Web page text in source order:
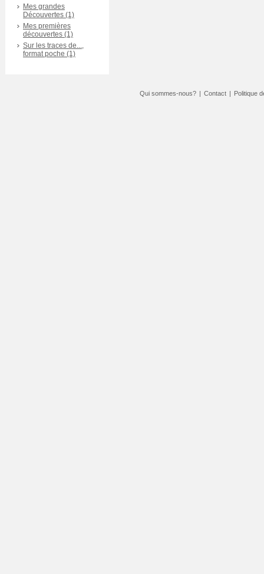
Mes grandes
Découvertes (1)
Mes premières
découvertes (1)
Sur les traces de...,
format poche (1)
Qui sommes-nous? | Contact | Politique